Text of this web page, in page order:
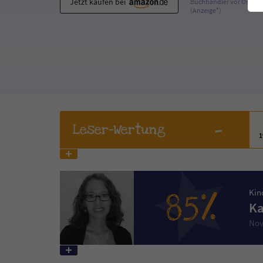
(Anzeige*)
Leser-Wertung -
85%